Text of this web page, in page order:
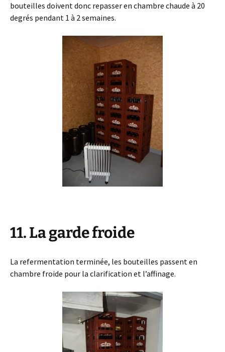
bouteilles doivent donc repasser en chambre chaude à 20
degrés pendant 1 à 2 semaines.
11. La garde froide
La refermentation terminée, les bouteilles passent en
chambre froide pour la clarification et l’affinage.